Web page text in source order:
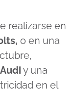
realizarse en
o en una
y una
en el